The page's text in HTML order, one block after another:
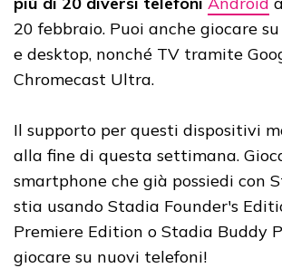
20 febbraio. Puoi anche giocare
e desktop, nonché TV tramite
Chromecast Ultra.
Il supporto per questi dispositivi
alla fine di questa settimana.
smartphone che già possiedi con
stia usando Stadia Founder's
Premiere Edition o Stadia Buddy
giocare su nuovi telefoni!